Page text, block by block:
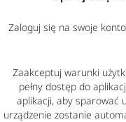
Zaloguj się na swoje
Zaakceptuj warunki
pełny dostęp do
aplikacji, aby sparować
urządzenie zostanie